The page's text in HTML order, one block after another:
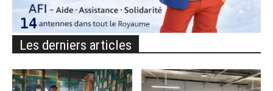
Les derniers articles